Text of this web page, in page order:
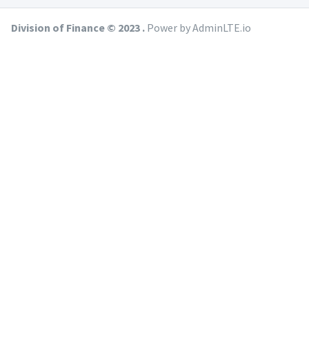
Division of Finance © 2023 . Power by AdminLTE.io